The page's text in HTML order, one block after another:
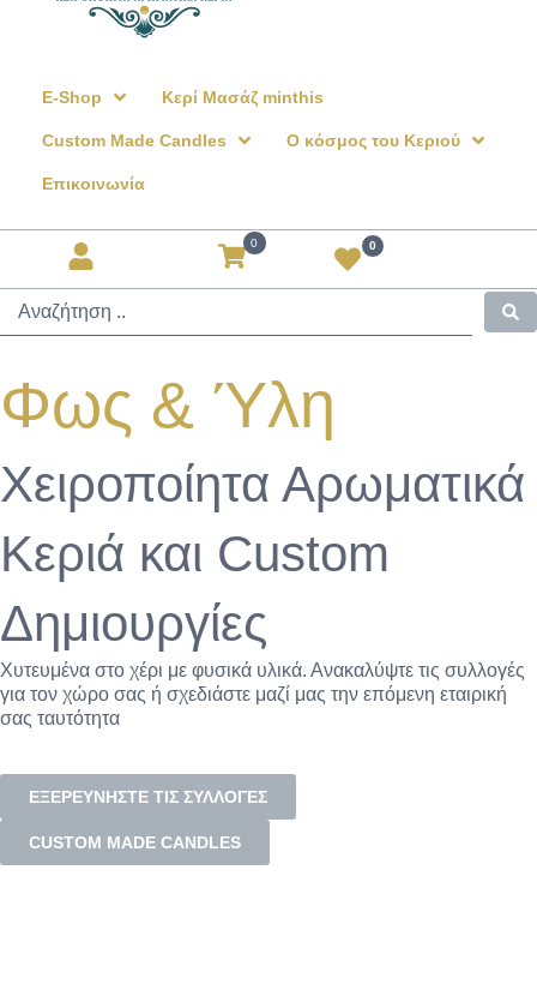
E-Shop Κερί Μασάζ minthis
Custom Made Candles Ο κόσμος του Κεριού
Επικοινωνία
0 0
Φως & Ύλη
Χειροποίητα Αρωματικά
Κεριά και Custom
Δημιουργίες
Χυτευμένα στο χέρι με φυσικά υλικά. Ανακαλύψτε τις συλλογές
για τον χώρο σας ή σχεδιάστε μαζί μας την επόμενη εταιρική
σας ταυτότητα
ΕΞΕΡΕΥΝΗΣΤΕ ΤΙΣ ΣΥΛΛΟΓΕΣ
CUSTOM MADE CANDLES